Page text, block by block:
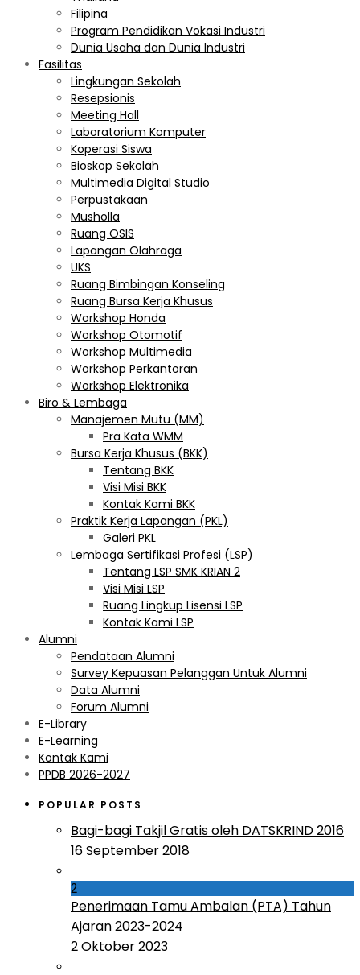
Filipina
Program Pendidikan Vokasi Industri
Dunia Usaha dan Dunia Industri
Fasilitas
Lingkungan Sekolah
Resepsionis
Meeting Hall
Laboratorium Komputer
Koperasi Siswa
Bioskop Sekolah
Multimedia Digital Studio
Perpustakaan
Musholla
Ruang OSIS
Lapangan Olahraga
UKS
Ruang Bimbingan Konseling
Ruang Bursa Kerja Khusus
Workshop Honda
Workshop Otomotif
Workshop Multimedia
Workshop Perkantoran
Workshop Elektronika
Biro & Lembaga
Manajemen Mutu (MM)
Pra Kata WMM
Bursa Kerja Khusus (BKK)
Tentang BKK
Visi Misi BKK
Kontak Kami BKK
Praktik Kerja Lapangan (PKL)
Galeri PKL
Lembaga Sertifikasi Profesi (LSP)
Tentang LSP SMK KRIAN 2
Visi Misi LSP
Ruang Lingkup Lisensi LSP
Kontak Kami LSP
Alumni
Pendataan Alumni
Survey Kepuasan Pelanggan Untuk Alumni
Data Alumni
Forum Alumni
E-Library
E-Learning
Kontak Kami
PPDB 2026-2027
POPULAR POSTS
Bagi-bagi Takjil Gratis oleh DATSKRIND 2016
16 September 2018
2
Penerimaan Tamu Ambalan (PTA) Tahun
Ajaran 2023-2024
2 Oktober 2023